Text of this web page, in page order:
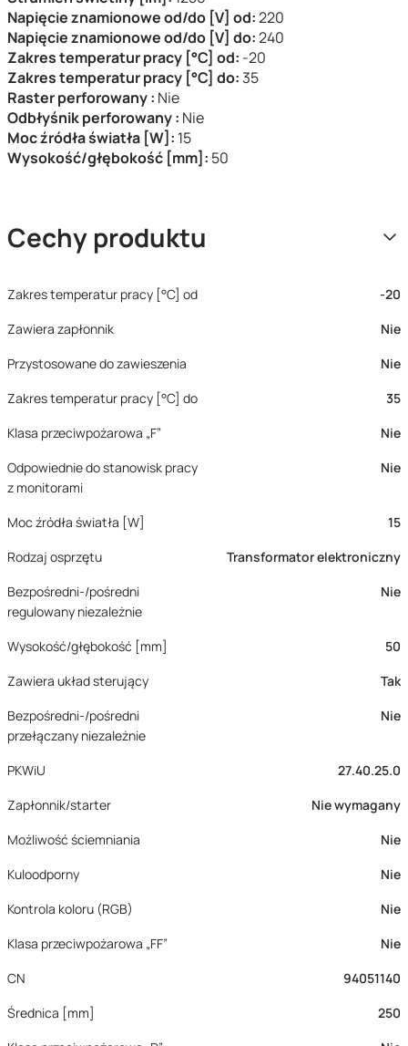
Napięcie znamionowe od/do [V] od:220
Napięcie znamionowe od/do [V] do:240
Zakres temperatur pracy [°C] od: -20
Zakres temperatur pracy [°C] do: 35
Raster perforowany : Nie
Odbłyśnik perforowany : Nie
Moc źródła światła [W]: 15
Wysokość/głębokość [mm]: 50
Cechy produktu
Zakres temperatur pracy [°C] od
-20
Zawiera zapłonnik
Nie
Przystosowane do zawieszenia
Nie
Zakres temperatur pracy [°C] do
35
Klasa przeciwpożarowa „F”
Nie
Odpowiednie do stanowisk pracy
z monitorami
Nie
Moc źródła światła [W]
15
Rodzaj osprzętu
Transformator elektroniczny
Bezpośredni-/pośredni
regulowany niezależnie
Nie
Wysokość/głębokość [mm]
50
Zawiera układ sterujący
Tak
Bezpośredni-/pośredni
przełączany niezależnie
Nie
PKWiU
27.40.25.0
Zapłonnik/starter
Nie wymagany
Możliwość ściemniania
Nie
Kuloodporny
Nie
Kontrola koloru (RGB)
Nie
Klasa przeciwpożarowa „FF”
Nie
CN
94051140
Średnica [mm]
250